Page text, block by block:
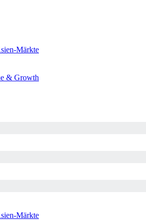
Märkte
& Growth
Märkte